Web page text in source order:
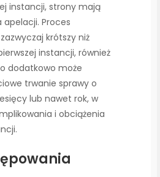
instancji, strony mają
apelacji. Proces
krótszy niż
instancji, również
dodatkowo może
trwanie sprawy o
lub nawet rok, w
i obciążenia